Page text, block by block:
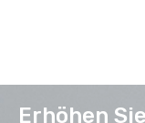
Erhöhen